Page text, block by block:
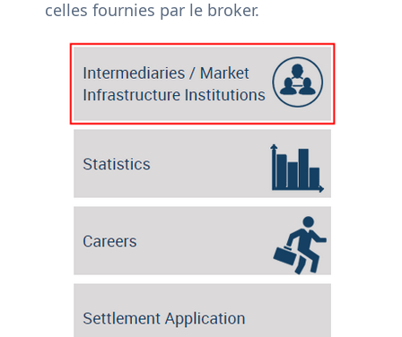
celles fournies par le broker.